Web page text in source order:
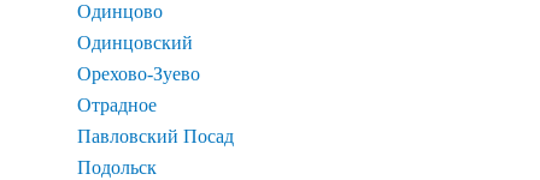
Одинцово
Одинцовский
Орехово-Зуево
Отрадное
Павловский Посад
Подольск